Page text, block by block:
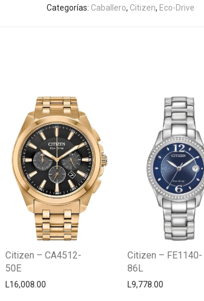
Categorías: Caballero, Citizen, Eco-Drive
Citizen – CA4512-
50E
L16,008.00
Citizen – FE1140-
86L
L9,778.00